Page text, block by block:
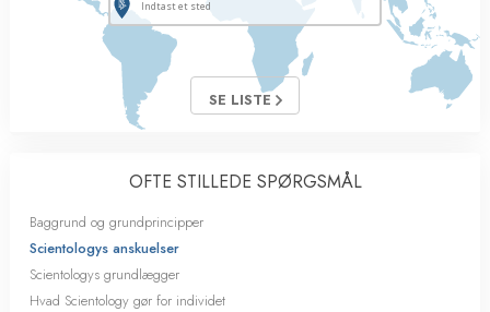
SE LISTE
OFTE STILLEDE SPØRGSMÅL
Baggrund og grundprincipper
Scientologys anskuelser
Scientologys grundlægger
Hvad Scientology gør for individet